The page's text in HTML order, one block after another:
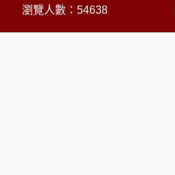
瀏覽人數：54638